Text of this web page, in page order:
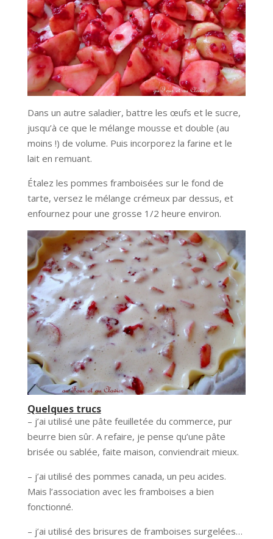
Dans un autre saladier, battre les œufs et le sucre,
jusqu’à ce que le mélange mousse et double (au
moins !) de volume. Puis incorporez la farine et le
lait en remuant.
Étalez les pommes framboisées sur le fond de
tarte, versez le mélange crémeux par dessus, et
enfournez pour une grosse 1/2 heure environ.
Quelques trucs
– j’ai utilisé une pâte feuilletée du commerce, pur
beurre bien sûr. A refaire, je pense qu’une pâte
brisée ou sablée, faite maison, conviendrait mieux.
– j’ai utilisé des pommes canada, un peu acides.
Mais l’association avec les framboises a bien
fonctionné.
– j’ai utilisé des brisures de framboises surgelées…